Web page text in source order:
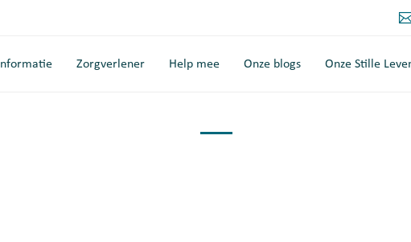
Informatie Zorgverlener Help mee Onze blogs Onze Stille